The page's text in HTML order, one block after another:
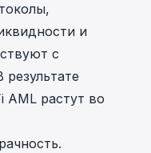
и
с
растут во